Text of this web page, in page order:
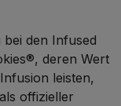
den Infused
deren Wert
leisten,
offizieller